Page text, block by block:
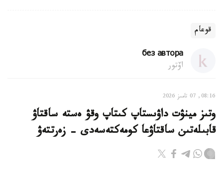
قوعام
без автора
اۆتور
08:16, 07 تامىز 2026
وتىز مينۋت داۋىستاپ كىتاپ وقۋ ەستە ساقتاۋ
قابىلەتىن ساقتاۋعا كومەكتەسەدى - زەرتتەۋ